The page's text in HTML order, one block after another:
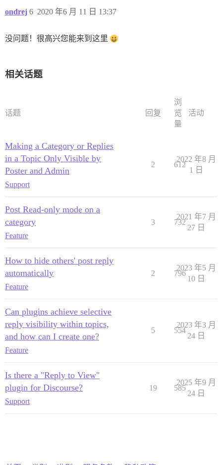
ondrej 2020 年6 月 11 日 13:37
6
没问题！很高兴您能来到这里
相关话题
话题 回复
浏
览
量
活动
Making a Category or Replies
in a Topic Only Visible by
Poster and Admin
Support
2 612
2022 年8 月
1 日
Post Read-only mode on a
category
Feature
3 732
2021 年7 月
27 日
How to hide others' post reply
automatically
Feature
2 796
2023 年5 月
10 日
Can plugins achieve selective
reply visibility within topics,
and how can I create one?
Feature
5 554
2023 年3 月
24 日
Is there a "Reply to View"
plugin for Discourse?
Support
19 585
2025 年9 月
24 日